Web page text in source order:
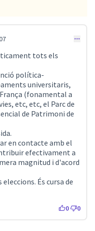
tots els
política-
universitaris,
(fonamental a
etc, etc, el Parc de
de Patrimoni de
en contacte amb el
efectivament a
magnitud i d'acord
És cursa de
0 0